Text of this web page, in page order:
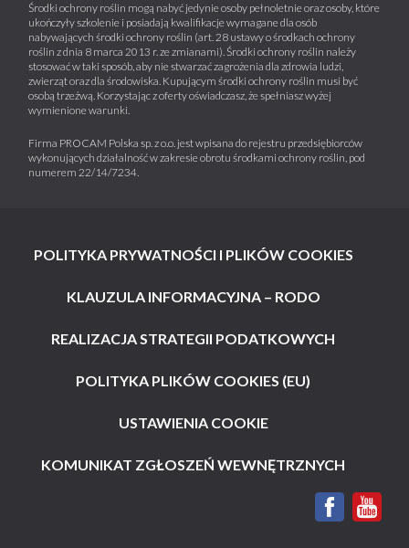
Środki ochrony roślin mogą nabyć jedynie osoby pełnoletnie oraz osoby, które
ukończyły szkolenie i posiadają kwalifikacje wymagane dla osób
nabywających środki ochrony roślin (art. 28 ustawy o środkach ochrony
roślin z dnia 8 marca 2013 r. ze zmianami). Środki ochrony roślin należy
stosować w taki sposób, aby nie stwarzać zagrożenia dla zdrowia ludzi,
zwierząt oraz dla środowiska. Kupującym środki ochrony roślin musi być
osobą trzeźwą. Korzystając z oferty oświadczasz, że spełniasz wyżej
wymienione warunki.
Firma PROCAM Polska sp. z o.o. jest wpisana do rejestru przedsiębiorców
wykonujących działalność w zakresie obrotu środkami ochrony roślin, pod
numerem 22/14/7234.
POLITYKA PRYWATNOŚCI I PLIKÓW COOKIES
KLAUZULA INFORMACYJNA – RODO
REALIZACJA STRATEGII PODATKOWYCH
POLITYKA PLIKÓW COOKIES (EU)
USTAWIENIA COOKIE
KOMUNIKAT ZGŁOSZEŃ WEWNĘTRZNYCH